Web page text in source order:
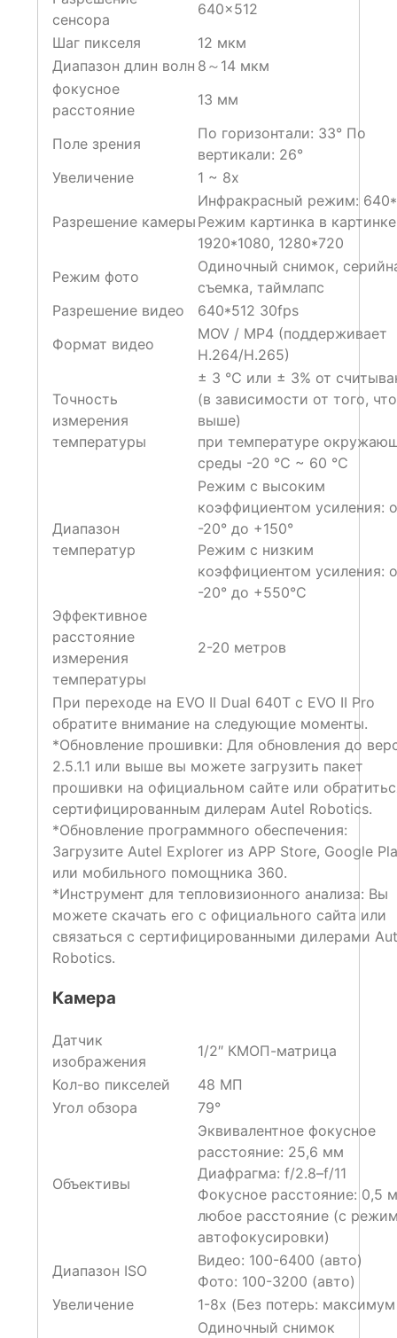
сенсора
640×512
Шаг пикселя
12 мкм
Диапазон длин волн 8～14 мкм
фокусное
расстояние
13 мм
Поле зрения
По горизонтали: 33° По
вертикали: 26°
Увеличение
1 ~ 8x
Разрешение камеры
Инфракрасный режим:
Режим картинка в
1920*1080, 1280*720
Режим фото
Одиночный снимок,
съемка, таймлапс
Разрешение видео
640*512 30fps
Формат видео
MOV / MP4 (поддерживает
H.264/H.265)
Точность
измерения
температуры
± 3 ℃ или ± 3% от
(в зависимости от того, что
выше)
при температуре
среды -20 ℃ ~ 60 ℃
Диапазон
температур
Режим с высоким
коэффициентом усиления:
-20° до +150°
Режим с низким
коэффициентом усиления:
-20° до +550°C
Эффективное
расстояние
измерения
температуры
2-20 метров
При переходе на EVO II Dual 640T с EVO II Pro
обратите внимание на следующие моменты.
*Обновление прошивки: Для обновления до
2.5.1.1 или выше вы можете загрузить пакет
прошивки на официальном сайте или
сертифицированным дилерам Autel Robotics.
*Обновление программного обеспечения:
Загрузите Autel Explorer из APP Store, Google
или мобильного помощника 360.
*Инструмент для тепловизионного анализа: Вы
можете скачать его с официального сайта или
связаться с сертифицированными дилерами
Robotics.
Камера
Датчик
изображения
1/2″ КМОП-матрица
Кол-во пикселей
48 МП
Угол обзора
79°
Объективы
Эквивалентное фокусное
расстояние: 25,6 мм
Диафрагма: f/2.8–f/11
Фокусное расстояние: 0,5
любое расстояние (с
автофокусировки)
Диапазон ISO
Видео: 100-6400 (авто)
Фото: 100-3200 (авто)
Увеличение
1-8x (Без потерь:
Одиночный снимок